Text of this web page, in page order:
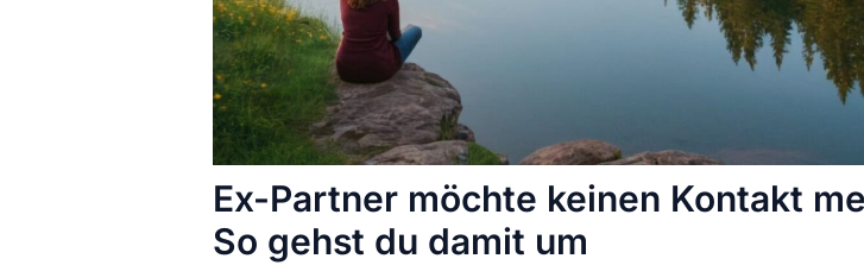
Ex-Partner möchte keinen Kontakt
So gehst du damit um